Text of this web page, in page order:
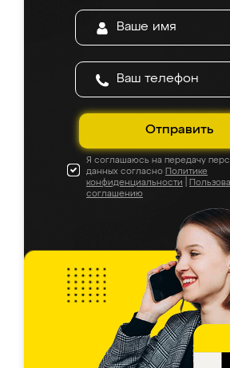
Отправить
Я соглашаюсь на передачу
данных согласно Политике
конфиденциальности
соглашению